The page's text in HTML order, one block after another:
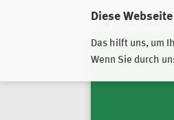
Diese
Das hilft uns, um
Wenn Sie durch